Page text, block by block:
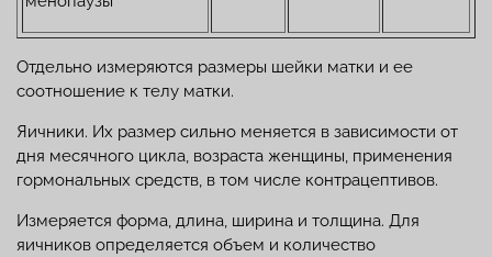
Отдельно измеряются размеры шейки матки и ее
соотношение к телу матки.
Яичники. Их размер сильно меняется в зависимости от
дня месячного цикла, возраста женщины, применения
гормональных средств, в том числе контрацептивов.
Измеряется форма, длина, ширина и толщина. Для
яичников определяется объем и количество